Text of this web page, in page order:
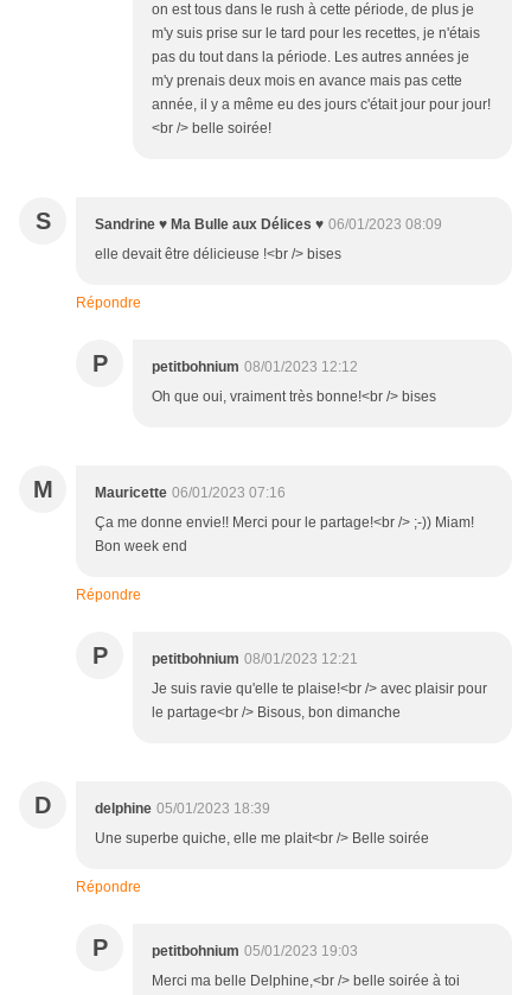
on est tous dans le rush à cette période, de plus je
m'y suis prise sur le tard pour les recettes, je n'étais
pas du tout dans la période. Les autres années je
m'y prenais deux mois en avance mais pas cette
année, il y a même eu des jours c'était jour pour jour!
<br /> belle soirée!
S Sandrine ♥ Ma Bulle aux Délices ♥ 06/01/2023 08:09
elle devait être délicieuse !<br /> bises
Répondre
P petitbohnium 08/01/2023 12:12
Oh que oui, vraiment très bonne!<br /> bises
M Mauricette 06/01/2023 07:16
Ça me donne envie!! Merci pour le partage!<br /> ;-)) Miam!
Bon week end
Répondre
P petitbohnium 08/01/2023 12:21
Je suis ravie qu'elle te plaise!<br /> avec plaisir pour
le partage<br /> Bisous, bon dimanche
D delphine 05/01/2023 18:39
Une superbe quiche, elle me plait<br /> Belle soirée
Répondre
P petitbohnium 05/01/2023 19:03
Merci ma belle Delphine,<br /> belle soirée à toi